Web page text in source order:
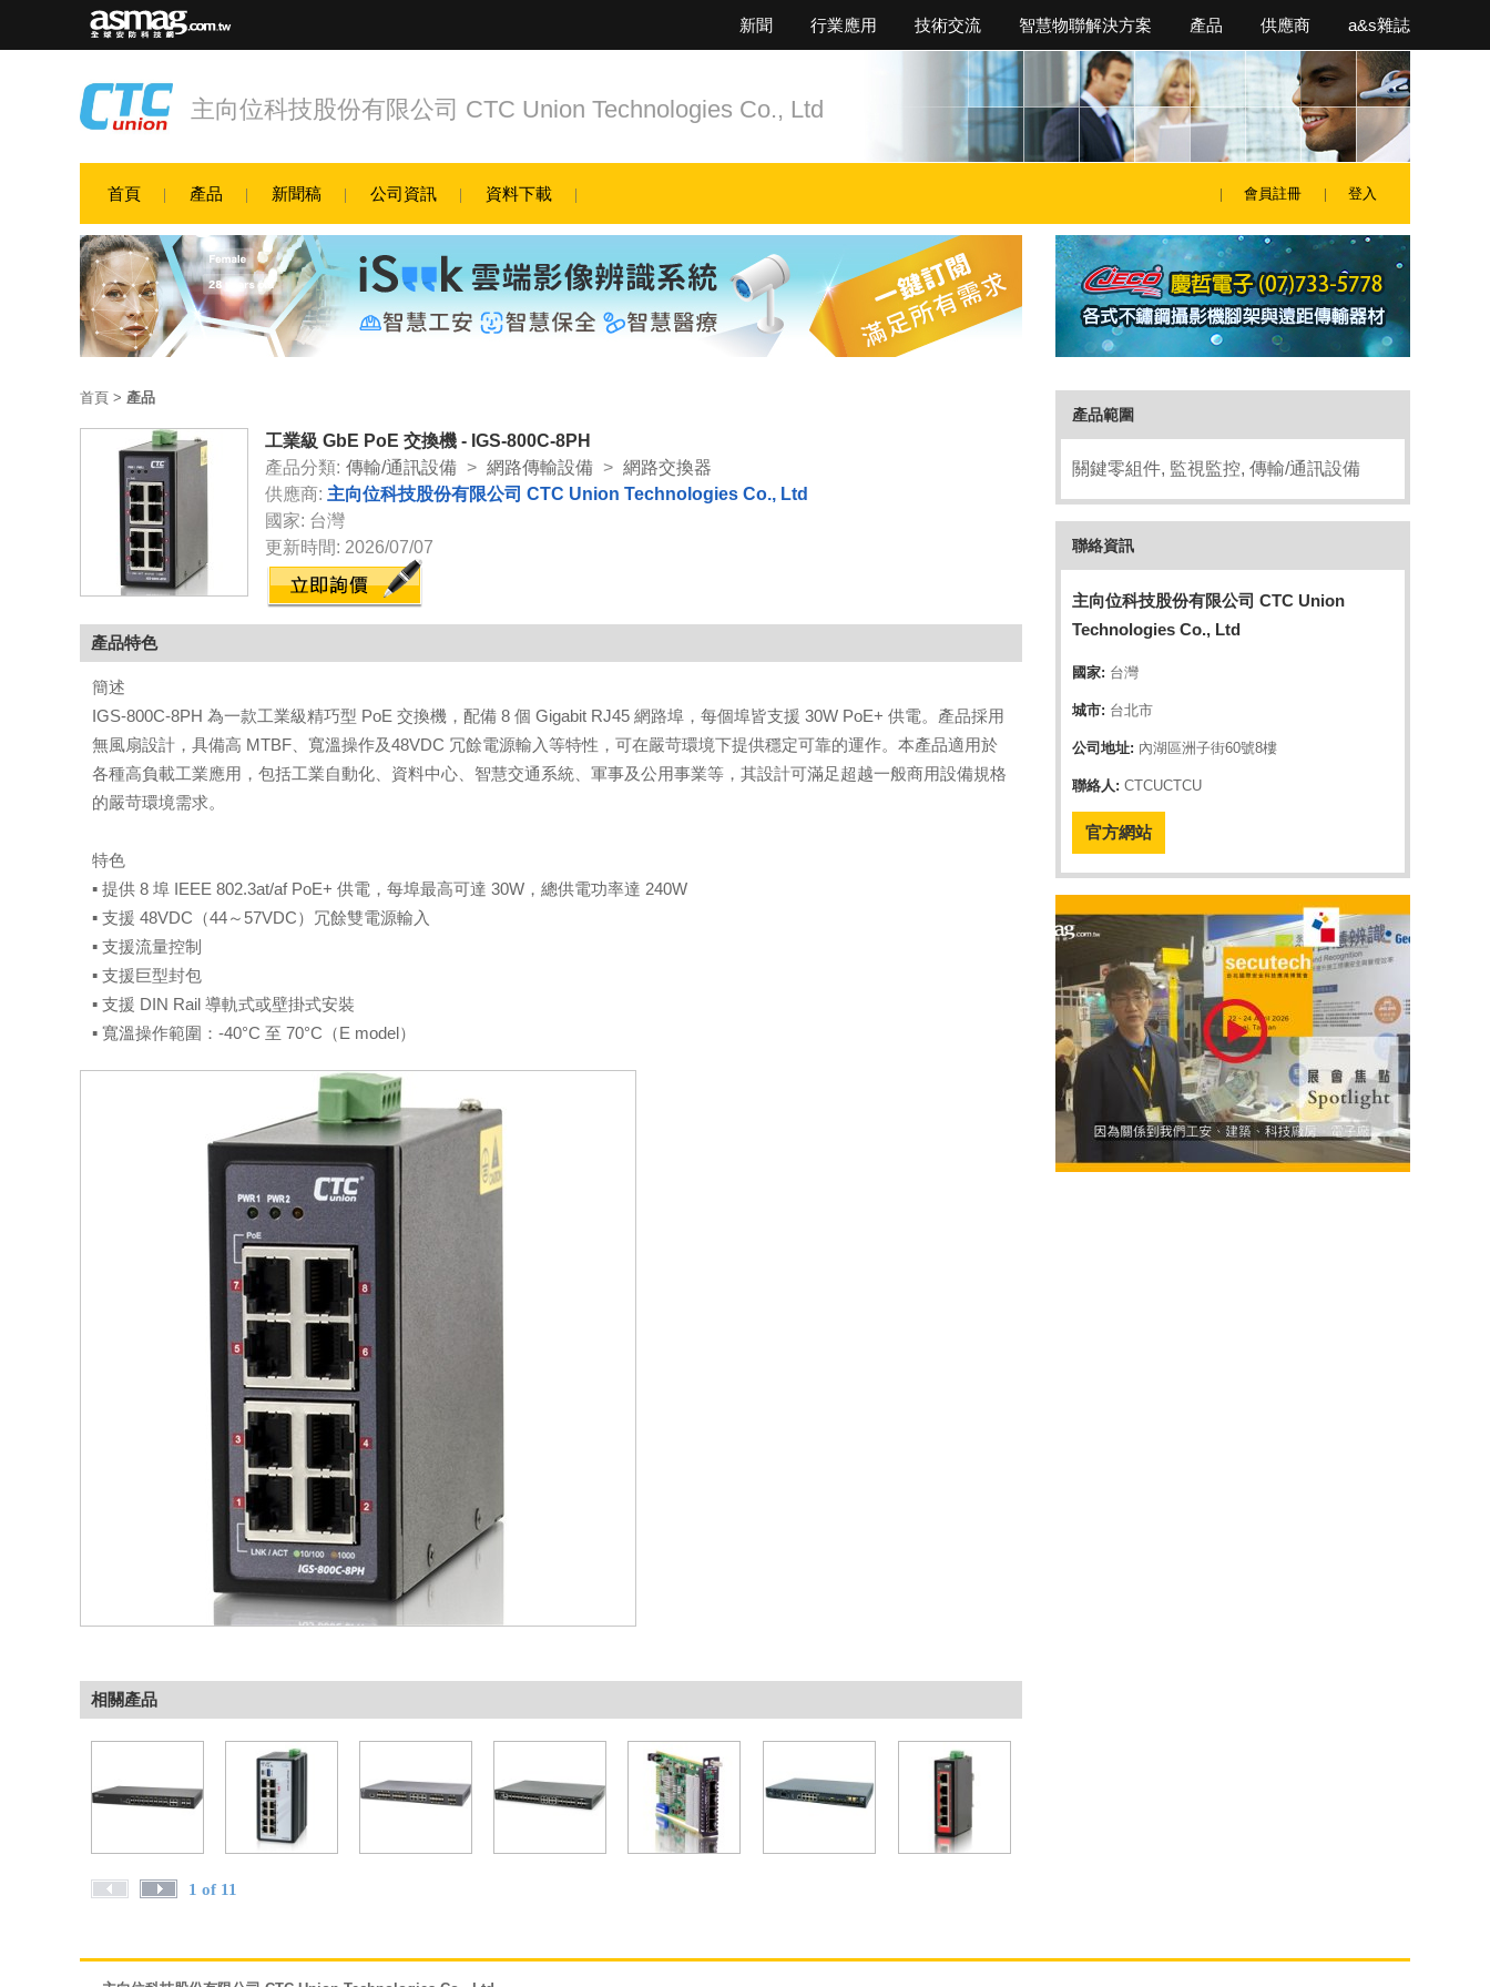
新聞 行業應用 技術交流 智慧物聯解決方案 產品 供應商 a&s雜誌
主向位科技股份有限公司 CTC Union Technologies Co., Ltd
首頁 產品 新聞稿 公司資訊 資料下載 會員註冊 登入
產品範圍
關鍵零組件, 監視監控, 傳輸/通訊設備
聯絡資訊
主向位科技股份有限公司 CTC Union
Technologies Co., Ltd
國家: 台灣
城市: 台北市
公司地址: 內湖區洲子街60號8樓
聯絡人: CTCUCTCU
官方網站
首頁 > 產品
工業級 GbE PoE 交換機 - IGS-800C-8PH
產品分類: 傳輸/通訊設備 > 網路傳輸設備 > 網路交換器
供應商: 主向位科技股份有限公司 CTC Union Technologies Co., Ltd
國家: 台灣
更新時間: 2026/07/07
產品特色
簡述
IGS-800C-8PH 為一款工業級精巧型 PoE 交換機，配備 8 個 Gigabit RJ45 網路埠，每個埠皆支援 30W PoE+ 供電。產品採用
無風扇設計，具備高 MTBF、寬溫操作及48VDC 冗餘電源輸入等特性，可在嚴苛環境下提供穩定可靠的運作。本產品適用於
各種高負載工業應用，包括工業自動化、資料中心、智慧交通系統、軍事及公用事業等，其設計可滿足超越一般商用設備規格
的嚴苛環境需求。
特色
▪ 提供 8 埠 IEEE 802.3at/af PoE+ 供電，每埠最高可達 30W，總供電功率達 240W
▪ 支援 48VDC（44～57VDC）冗餘雙電源輸入
▪ 支援流量控制
▪ 支援巨型封包
▪ 支援 DIN Rail 導軌式或壁掛式安裝
▪ 寬溫操作範圍：-40°C 至 70°C（E model）
相關產品
1 of 11